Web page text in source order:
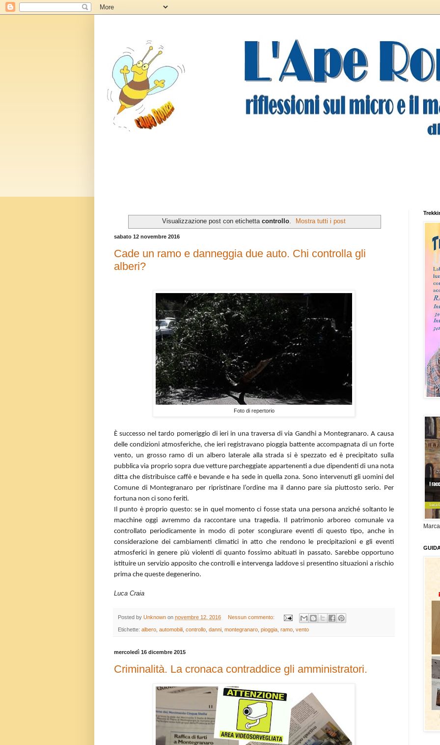
Visualizzazione post con etichetta controllo. Mostra tutti i post
sabato 12 novembre 2016
Cade un ramo e danneggia due auto. Chi controlla gli
alberi?
Foto di repertorio
È successo nel tardo pomeriggio di ieri in una traversa di via Gandhi a Montegranaro. A causa
delle condizioni atmosferiche, che ieri registravano pioggia battente accompagnata di un forte
vento, un grosso ramo di un albero laterale alla strada si è spezzato ed è precipitato sulla
pubblica via proprio sopra due vetture parcheggiate appartenenti a due dipendenti di una nota
ditta che distribuisce caffè e bevande e ha sede in quella zona. Sono intervenuti gli uomini del
Comune di Montegranaro per ripristinare l’ordine ma il danno pare sia piuttosto serio. Per
fortuna non ci sono feriti.
Il punto è proprio questo: se in quel momento ci fosse stata una persona anziché soltanto le
macchine oggi avremmo da raccontare una tragedia. Il patrimonio arboreo comunale va
controllato periodicamente in modo di poter scongiurare eventi di questo tipo, anche in
considerazione dei cambiamenti climatici in atto che rendono le precipitazioni e gli eventi
atmosferici in genere più violenti di quanto fossimo abituati in passato. Sarebbe opportuno
istituire un servizio apposito che controlli e intervenga laddove si presentino situazioni a rischio
prima che queste degenerino.
Luca Craia
Posted by Unknown on novembre 12, 2016 Nessun commento:
Etichette: albero automobili controllo danni montegranaro pioggia ramo vento
mercoledì 16 dicembre 2015
Criminalità. La cronaca contraddice gli amministratori.
Marca